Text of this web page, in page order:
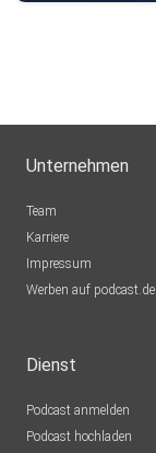
Unternehmen
Team
Karriere
Impressum
Werben auf podcast.de
Dienst
Podcast anmelden
Podcast hochladen